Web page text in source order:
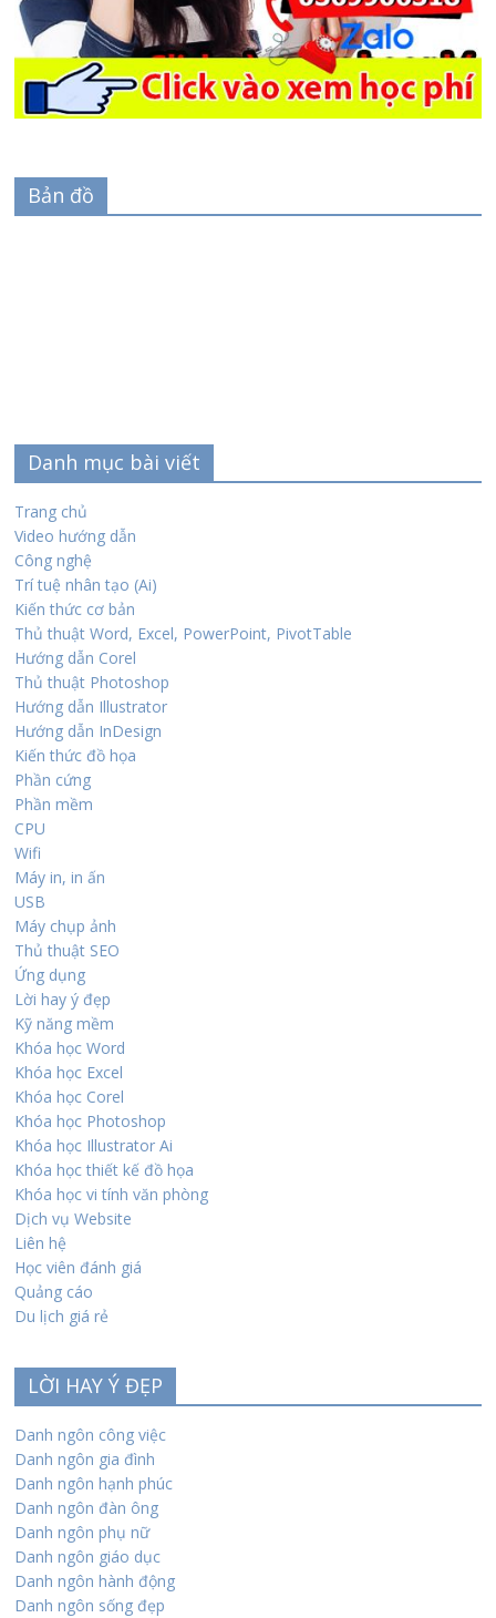
Bản đồ
Danh mục bài viết
Trang chủ
Video hướng dẫn
Công nghệ
Trí tuệ nhân tạo (Ai)
Kiến thức cơ bản
Thủ thuật Word, Excel, PowerPoint, PivotTable
Hướng dẫn Corel
Thủ thuật Photoshop
Hướng dẫn Illustrator
Hướng dẫn InDesign
Kiến thức đồ họa
Phần cứng
Phần mềm
CPU
Wifi
Máy in, in ấn
USB
Máy chụp ảnh
Thủ thuật SEO
Ứng dụng
Lời hay ý đẹp
Kỹ năng mềm
Khóa học Word
Khóa học Excel
Khóa học Corel
Khóa học Photoshop
Khóa học Illustrator Ai
Khóa học thiết kế đồ họa
Khóa học vi tính văn phòng
Dịch vụ Website
Liên hệ
Học viên đánh giá
Quảng cáo
Du lịch giá rẻ
LỜI HAY Ý ĐẸP
Danh ngôn công việc
Danh ngôn gia đình
Danh ngôn hạnh phúc
Danh ngôn đàn ông
Danh ngôn phụ nữ
Danh ngôn giáo dục
Danh ngôn hành động
Danh ngôn sống đẹp